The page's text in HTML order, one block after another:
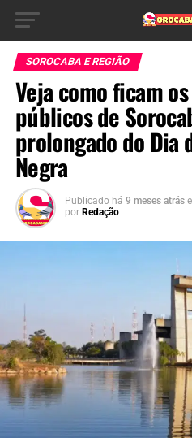
SOROCABA E REGIÃO
Veja como ficam
públicos de
prolongado do Dia
Negra
Publicado há 9 meses atrás
por Redação